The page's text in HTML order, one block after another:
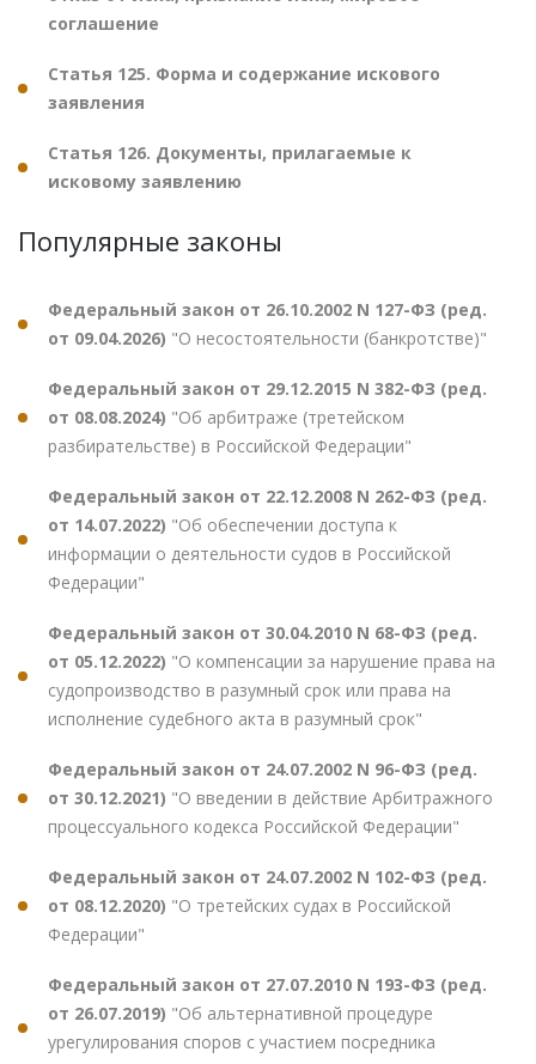
соглашение
Статья 125. Форма и содержание искового
заявления
Статья 126. Документы, прилагаемые к
исковому заявлению
Популярные законы
Федеральный закон от 26.10.2002 N 127-ФЗ (ред.
от 09.04.2026) "О несостоятельности (банкротстве)"
Федеральный закон от 29.12.2015 N 382-ФЗ (ред.
от 08.08.2024) "Об арбитраже (третейском
разбирательстве) в Российской Федерации"
Федеральный закон от 22.12.2008 N 262-ФЗ (ред.
от 14.07.2022) "Об обеспечении доступа к
информации о деятельности судов в Российской
Федерации"
Федеральный закон от 30.04.2010 N 68-ФЗ (ред.
от 05.12.2022) "О компенсации за нарушение права на
судопроизводство в разумный срок или права на
исполнение судебного акта в разумный срок"
Федеральный закон от 24.07.2002 N 96-ФЗ (ред.
от 30.12.2021) "О введении в действие Арбитражного
процессуального кодекса Российской Федерации"
Федеральный закон от 24.07.2002 N 102-ФЗ (ред.
от 08.12.2020) "О третейских судах в Российской
Федерации"
Федеральный закон от 27.07.2010 N 193-ФЗ (ред.
от 26.07.2019) "Об альтернативной процедуре
урегулирования споров с участием посредника